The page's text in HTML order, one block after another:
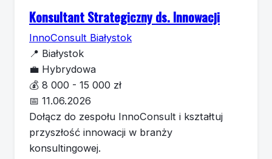
Konsultant Strategiczny ds. Innowacji
InnoConsult Białystok
📍 Białystok
💼 Hybrydowa
💰 8 000 - 15 000 zł
📅 11.06.2026
Dołącz do zespołu InnoConsult i kształtuj
przyszłość innowacji w branży
konsultingowej.